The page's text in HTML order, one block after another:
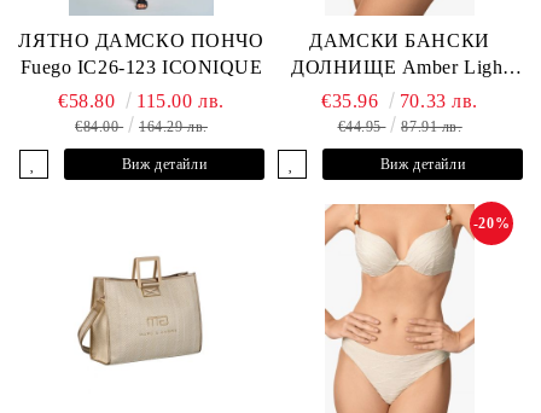
ЛЯТНО ДАМСКО ПОНЧО
Fuego IC26-123 ICONIQUE
€58.80
115.00 лв.
€84.00 164.29 лв.
Виж детайли
ДАМСКИ БАНСКИ
ДОЛНИЩЕ Amber Light
L2605-Z-MCB MARC &
ANDRE
€35.96 70.33 лв.
€44.95 87.91 лв.
Виж детайли
-20%